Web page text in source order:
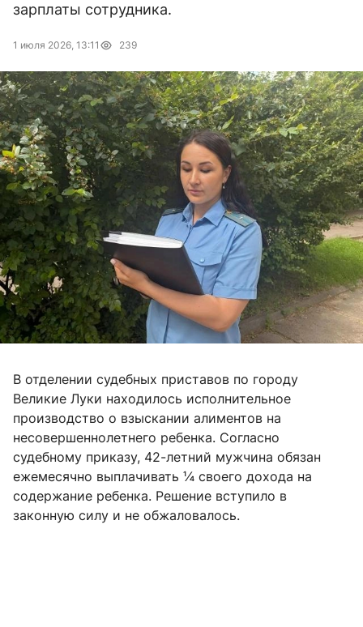
зарплаты сотрудника.
1 июля 2026, 13:11 239
В отделении судебных приставов по городу
Великие Луки находилось исполнительное
производство о взыскании алиментов на
несовершеннолетнего ребенка. Согласно
судебному приказу, 42-летний мужчина обязан
ежемесячно выплачивать ¼ своего дохода на
содержание ребенка. Решение вступило в
законную силу и не обжаловалось.